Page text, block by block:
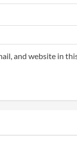
and website in